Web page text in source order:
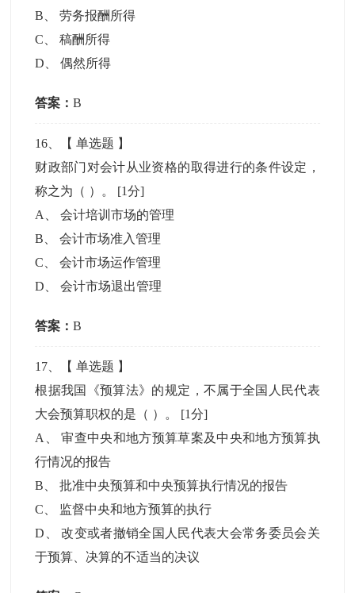
B 、劳务报酬所得
C 、稿酬所得
D 、偶然所得
答案：B
16 、【单选题 】
财政部门对会计从业资格的取得进行的条件设定，
称之为（ ）。 [1分]
A
、会计培训市场的管理
B 、会计市场准入管理
C 、会计市场运作管理
D 、会计市场退出管理
答案：B
17 、【单选题 】
根据我国《预算法》的规定，不属于全国人民代表
大会预算职权的是（ ）。 [1分]
A
、审查中央和地方预算草案及中央和地方预算执
行情况的报告
B 、批准中央预算和中央预算执行情况的报告
C
监督中央和地方预算的执行
D 、改变或者撤销全国人民代表大会常务委员会关
于预算、决算的不适当的决议